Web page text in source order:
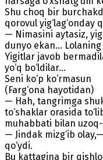
Shu choq bir
qorovul
— Nimasini aytasiz,
dunyo ekan...
Yigitlar javob
yo‘q bo‘ldilar...
Seni ko‘p ko‘rmasun
(Farg‘ona hayotidan)
— Hah, tangrimga
to‘shaklar orasida
muhabbati bilan
— Jindak mizg‘ib
qo‘ydi.
Bu kattagina bir